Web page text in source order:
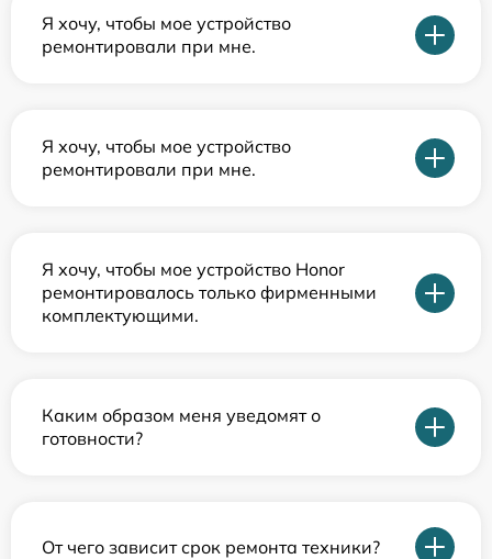
Я хочу, чтобы мое устройство
ремонтировали при мне.
Я хочу, чтобы мое устройство
ремонтировали при мне.
Я хочу, чтобы мое устройство Honor
ремонтировалось только фирменными
комплектующими.
Каким образом меня уведомят о
готовности?
От чего зависит срок ремонта техники?